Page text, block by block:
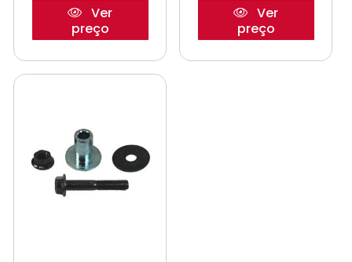
Ver
preço
Ver
preço